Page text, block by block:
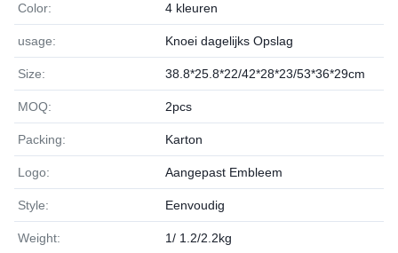
Color: 4 kleuren
usage: Knoei dagelijks Opslag
Size: 38.8*25.8*22/42*28*23/53*36*29cm
MOQ: 2pcs
Packing: Karton
Logo: Aangepast Embleem
Style: Eenvoudig
Weight: 1/ 1.2/2.2kg